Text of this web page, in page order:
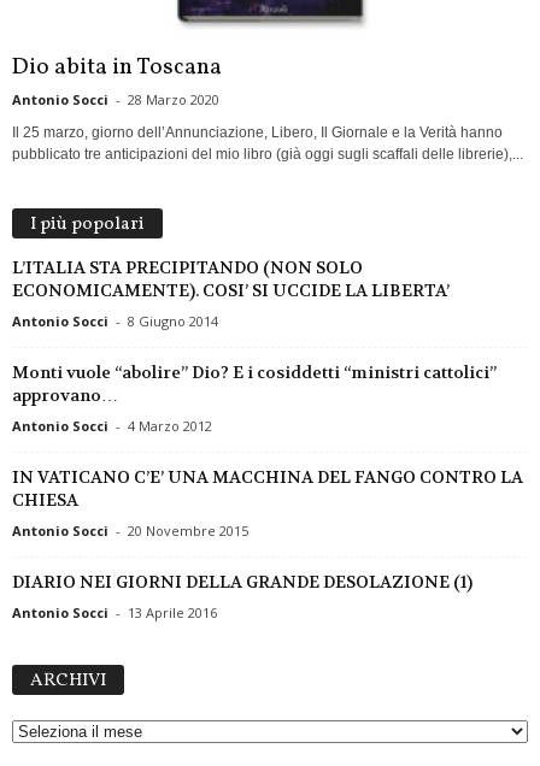
Dio abita in Toscana
Antonio Socci - 28 Marzo 2020
Il 25 marzo, giorno dell’Annunciazione, Libero, Il Giornale e la Verità hanno
pubblicato tre anticipazioni del mio libro (già oggi sugli scaffali delle librerie),...
I più popolari
L’ITALIA STA PRECIPITANDO (NON SOLO
ECONOMICAMENTE). COSI’ SI UCCIDE LA LIBERTA’
Antonio Socci - 8 Giugno 2014
Monti vuole “abolire” Dio? E i cosiddetti “ministri cattolici”
approvano…
Antonio Socci - 4 Marzo 2012
IN VATICANO C’E’ UNA MACCHINA DEL FANGO CONTRO LA
CHIESA
Antonio Socci - 20 Novembre 2015
DIARIO NEI GIORNI DELLA GRANDE DESOLAZIONE (1)
Antonio Socci - 13 Aprile 2016
ARCHIVI
H